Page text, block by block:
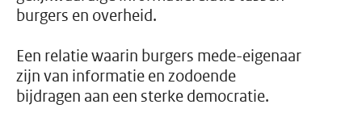
administratieve
werkelijkheid inmiddels is
rond de armoedegrens.
burgers en overheid.
Een relatie waarin burgers mede-eigenaar
zijn van informatie en zodoende
bijdragen aan een sterke democratie.